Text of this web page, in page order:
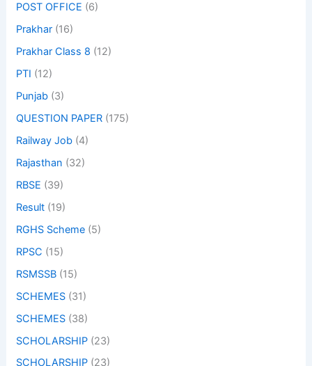
POST OFFICE (6)
Prakhar (16)
Prakhar Class 8 (12)
PTI (12)
Punjab (3)
QUESTION PAPER (175)
Railway Job (4)
Rajasthan (32)
RBSE (39)
Result (19)
RGHS Scheme (5)
RPSC (15)
RSMSSB (15)
SCHEMES (31)
SCHEMES (38)
SCHOLARSHIP (23)
SCHOLARSHIP (23)